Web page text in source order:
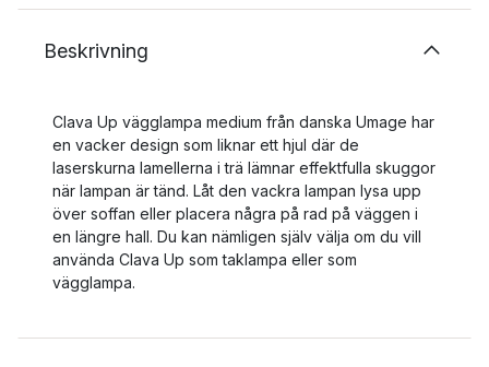
Beskrivning
Clava Up vägglampa medium från danska Umage har
en vacker design som liknar ett hjul där de
laserskurna lamellerna i trä lämnar effektfulla skuggor
när lampan är tänd. Låt den vackra lampan lysa upp
över soffan eller placera några på rad på väggen i
en längre hall. Du kan nämligen själv välja om du vill
använda Clava Up som taklampa eller som
vägglampa.